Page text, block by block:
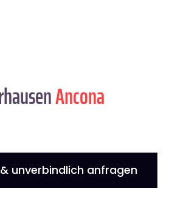
Ancona
unverbindlich anfragen